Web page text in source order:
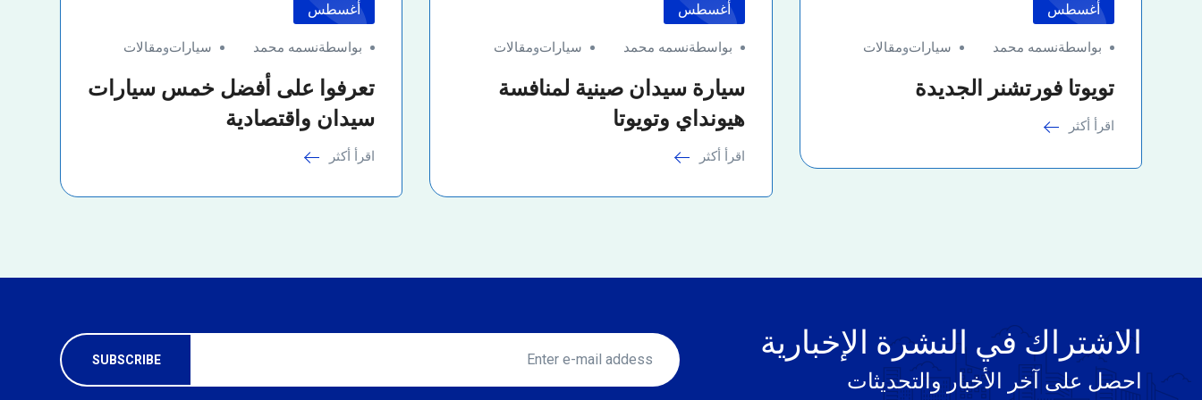
أغسطس
بواسطةنسمه محمد سياراتومقالات
تويوتا فورتشنر الجديدة
اقرأ أكثر
أغسطس
بواسطةنسمه محمد سياراتومقالات
سيارة سيدان صينية لمنافسة
هيونداي وتويوتا
اقرأ أكثر
أغسطس
بواسطةنسمه محمد سياراتومقالات
تعرفوا على أفضل خمس سيارات
سيدان واقتصادية
اقرأ أكثر
الاشتراك في النشرة الإخبارية
احصل على آخر الأخبار والتحديثات